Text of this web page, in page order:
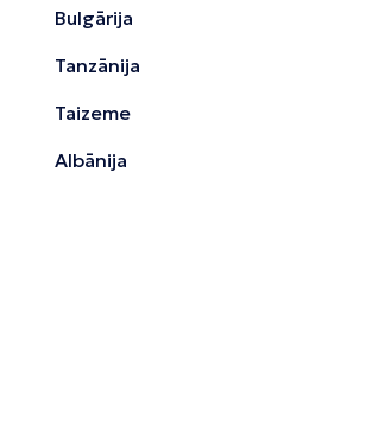
Bulgārija
Tanzānija
Taizeme
Albānija